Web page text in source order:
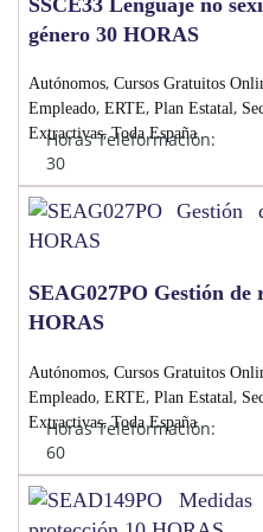
género 30 HORAS
Autónomos, Cursos Gratuitos
Empleado, ERTE, Plan Estatal,
Extractivas,Toda España
Horas Teleformación:
30
SEAG027PO Gestión de
HORAS
Autónomos, Cursos Gratuitos
Empleado, ERTE, Plan Estatal,
Extractivas,Toda España
Horas Teleformación:
60